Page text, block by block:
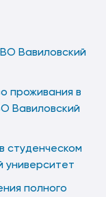
Вавиловский
проживания в
Вавиловский
студенческом
полного